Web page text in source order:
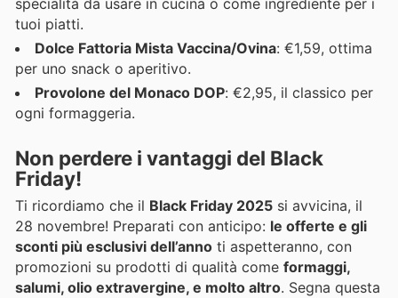
specialità da usare in cucina o come ingrediente per i
tuoi piatti.
Dolce Fattoria Mista Vaccina/Ovina: €1,59, ottima
per uno snack o aperitivo.
Provolone del Monaco DOP: €2,95, il classico per
ogni formaggeria.
Non perdere i vantaggi del Black
Friday!
Ti ricordiamo che il Black Friday 2025 si avvicina, il
28 novembre! Preparati con anticipo: le offerte e gli
sconti più esclusivi dell’anno ti aspetteranno, con
promozioni su prodotti di qualità come formaggi,
salumi, olio extravergine, e molto altro. Segna questa